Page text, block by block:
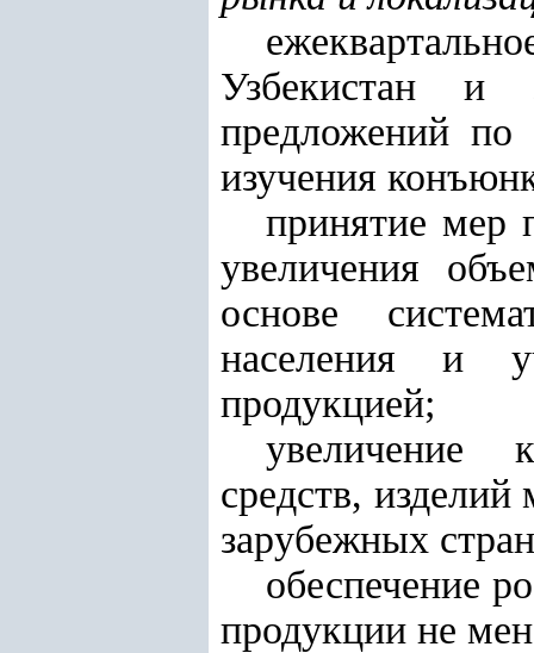
Узбекистан и
предложений по
изучения
принятие мер
увеличения
основе
населения и
продукцией;
увеличение
средств,
зарубежных
обеспечение
продукции не